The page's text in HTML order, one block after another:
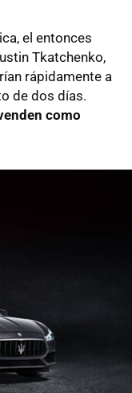
el entonces
Tkatchenko,
rápidamente a
de dos días.
como